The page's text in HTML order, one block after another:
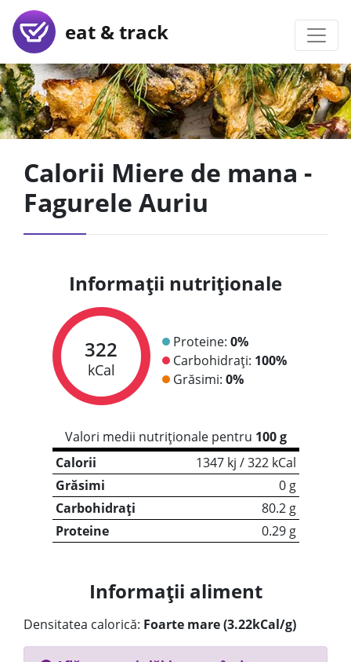
eat & track
Calorii Miere de mana -
Fagurele Auriu
Informații nutriționale
322
kCal
Proteine: 0%
Carbohidrați: 100%
Grăsimi: 0%
Valori medii nutriționale pentru 100 g
Calorii
1347 kj / 322 kCal
Grăsimi
0 g
Carbohidrați
80.2 g
Proteine
0.29 g
Informații aliment
Densitatea calorică: Foarte mare (3.22kCal/g)